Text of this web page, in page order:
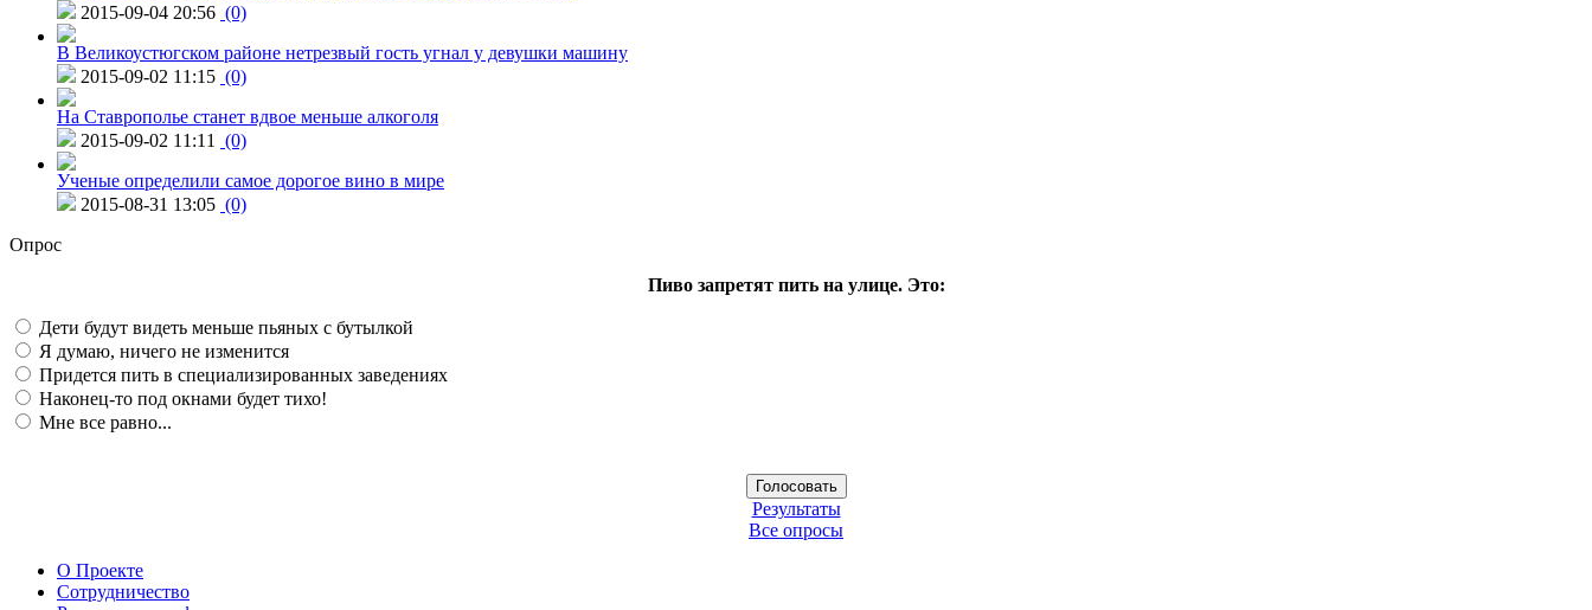
2015-09-04 20:56 (0)
В Великоустюгском районе нетрезвый гость угнал у девушки машину
2015-09-02 11:15 (0)
На Ставрополье станет вдвое меньше алкоголя
2015-09-02 11:11
(0)
Ученые определили самое дорогое вино в мире
2015-08-31 13:05 (0)
Опрос
Пиво запретят пить на улице. Это:
Дети будут видеть меньше пьяных с бутылкой
Я думаю, ничего не изменится
Придется пить в специализированных заведениях
Наконец-то под окнами будет тихо!
Мне все равно...
Результаты
Все опросы
О Проекте
Сотрудничество